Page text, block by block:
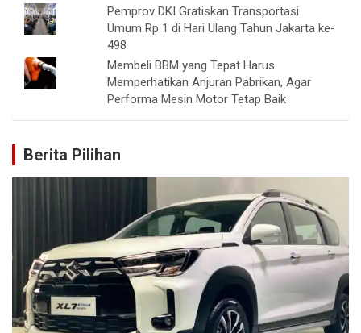
Pemprov DKI Gratiskan Transportasi
Umum Rp 1 di Hari Ulang Tahun Jakarta ke-
498
Membeli BBM yang Tepat Harus
Memperhatikan Anjuran Pabrikan, Agar
Performa Mesin Motor Tetap Baik
Berita Pilihan